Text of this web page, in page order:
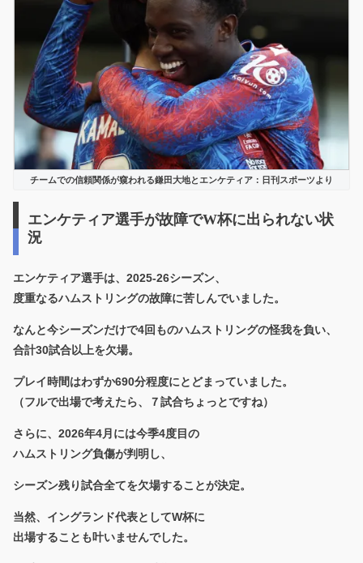
チームでの信頼関係が窺われる鎌田大地とエンケティア：日刊スポーツより
エンケティア選手が故障でW杯に出られない状
況
エンケティア選手は、2025-26シーズン、
度重なるハムストリングの故障に苦しんでいました。
なんと今シーズンだけで4回ものハムストリングの怪我を負い、
合計30試合以上を欠場。
プレイ時間はわずか690分程度にとどまっていました。
（フルで出場で考えたら、７試合ちょっとですね）
さらに、2026年4月には今季4度目の
ハムストリング負傷が判明し、
シーズン残り試合全てを欠場することが決定。
当然、イングランド代表としてW杯に
出場することも叶いませんでした。